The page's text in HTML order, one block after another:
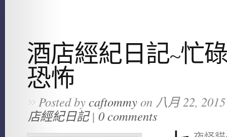
酒店經紀日記~忙
恐怖
»Posted bycaftommyon 八月 22,
店經紀日記| 0 comments